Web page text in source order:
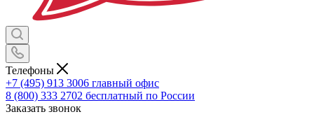
Телефоны
+7 (495) 913 3006 главный офис
8 (800) 333 2702 бесплатный по России
Заказать звонок